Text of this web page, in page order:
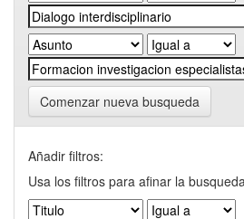
Comenzar nueva busqueda
Añadir filtros:
Usa los filtros para afinar la